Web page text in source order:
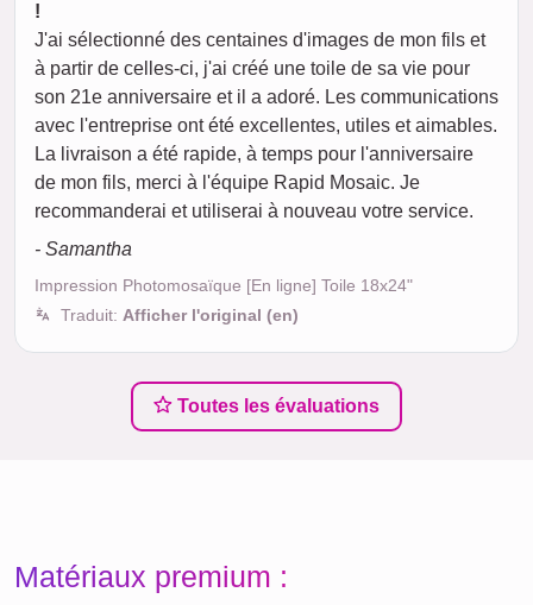
!
J'ai sélectionné des centaines d'images de mon fils et
à partir de celles-ci, j'ai créé une toile de sa vie pour
son 21e anniversaire et il a adoré. Les communications
avec l'entreprise ont été excellentes, utiles et aimables.
La livraison a été rapide, à temps pour l'anniversaire
de mon fils, merci à l'équipe Rapid Mosaic. Je
recommanderai et utiliserai à nouveau votre service.
- Samantha
Impression Photomosaïque [En ligne] Toile 18x24"
Traduit: Afficher l'original (en)
Toutes les évaluations
Matériaux premium :